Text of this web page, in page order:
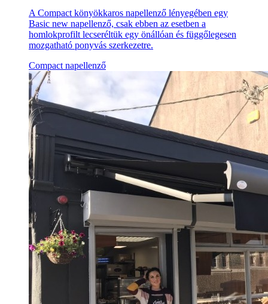
A Compact könyökkaros napellenző lényegében egy
Basic new napellenző, csak ebben az esetben a
homlokprofilt lecseréltük egy önállóan és függőlegesen
mozgatható ponyvás szerkezetre.
Compact napellenző